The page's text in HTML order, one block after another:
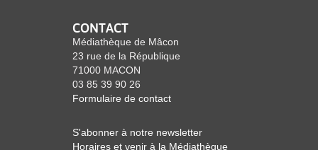
CONTACT
Médiathèque de Mâcon
23 rue de la République
71000 MACON
03 85 39 90 26
Formulaire de contact
S'abonner à notre newsletter
Horaires et venir à la Médiathèque